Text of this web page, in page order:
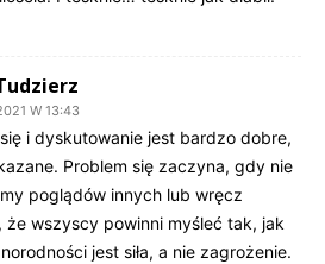
W 13:43
i dyskutowanie jest bardzo dobre,
Problem się zaczyna, gdy nie
poglądów innych lub wręcz
że wszyscy powinni myśleć tak, jak
jest siła, a nie zagrożenie.